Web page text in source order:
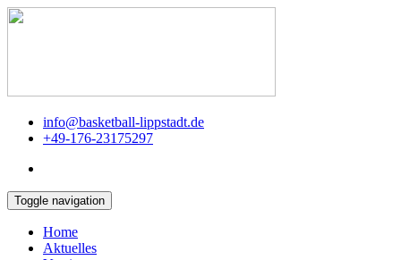
info@basketball-lippstadt.de
+49-176-23175297
Toggle navigation
Home
Aktuelles